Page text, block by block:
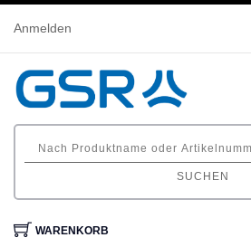
Anmelden
SUCHEN
WARENKORB